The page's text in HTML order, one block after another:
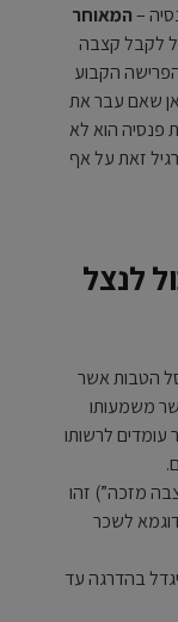
–המאוחר
לקבל קצבה
הקבוע
שאם עבר את
פנסיה הוא לא
זאת על אף
לנצל
הטבות אשר
משמעותו
לרשותו
(נקרא “קצבה מזכה”) זהו
לשכר
הפטור המקסימלי כיום עומד על 57% ויגדל בהדרגה עד